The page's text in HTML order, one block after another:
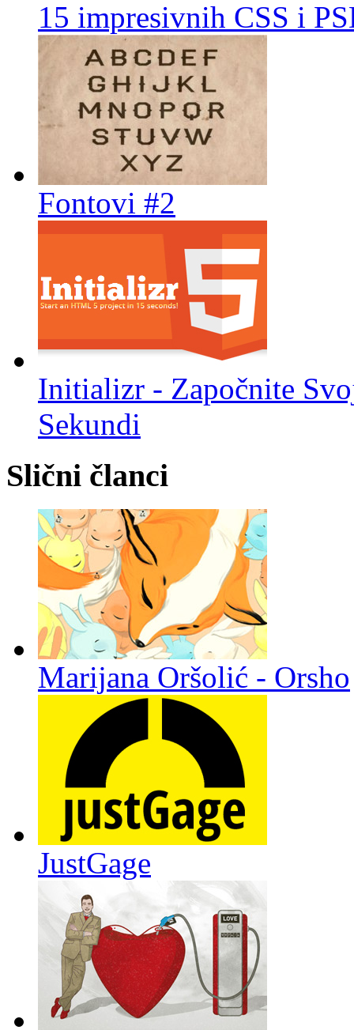
15 impresivnih CSS i
Fontovi #2
Initializr - Započnite
Sekundi
Slični članci
Marijana Oršolić - Orsho
JustGage